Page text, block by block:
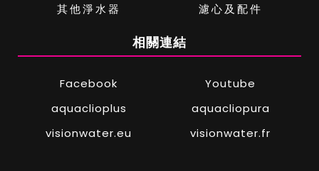
其他淨水器
濾心及配件
相關連結
Facebook
Youtube
aquaclioplus
aquacliopura
visionwater.eu
visionwater.fr